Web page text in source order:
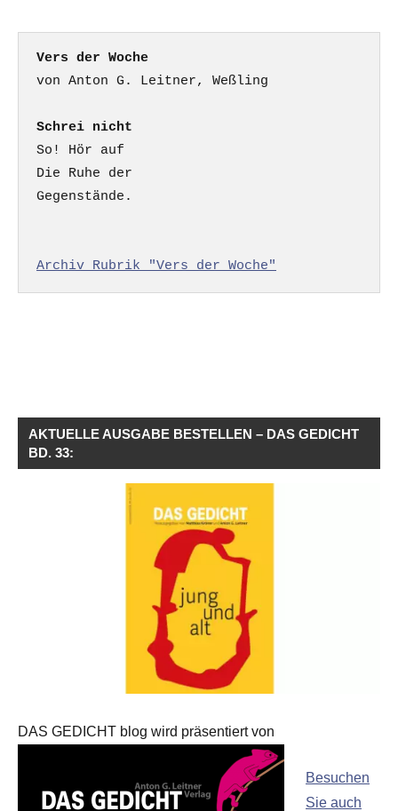
Vers der Woche
Schrei nicht
So! Hör auf
Die Ruhe der
Gegenstände.
Archiv Rubrik "Vers der Woche"
AKTUELLE AUSGABE BESTELLEN – DAS GEDICHT
BD. 33:
DAS GEDICHT blog wird präsentiert von
Besuchen
Sie auch